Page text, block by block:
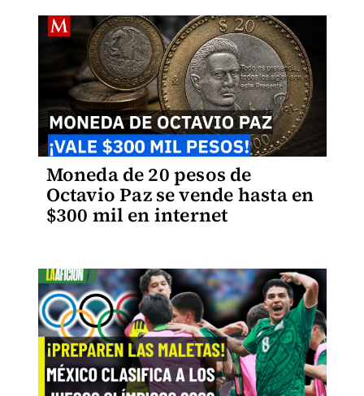
Moneda de 20 pesos de
Octavio Paz se vende hasta en
$300 mil en internet